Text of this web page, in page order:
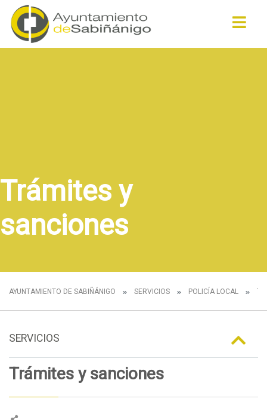
Trámites y
sanciones
AYUNTAMIENTO DE SABIÑÁNIGO SERVICIOS POLICÍA LOCAL
SERVICIOS
Trámites y sanciones